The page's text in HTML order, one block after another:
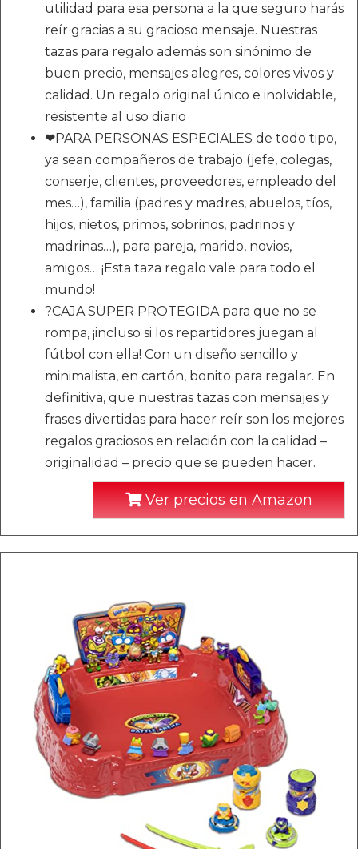
utilidad para esa persona a la que seguro harás
reír gracias a su gracioso mensaje. Nuestras
tazas para regalo además son sinónimo de
buen precio, mensajes alegres, colores vivos y
calidad. Un regalo original único e inolvidable,
resistente al uso diario
❤PARA PERSONAS ESPECIALES de todo tipo,
ya sean compañeros de trabajo (jefe, colegas,
conserje, clientes, proveedores, empleado del
mes…), familia (padres y madres, abuelos, tíos,
hijos, nietos, primos, sobrinos, padrinos y
madrinas…), para pareja, marido, novios,
amigos… ¡Esta taza regalo vale para todo el
mundo!
?CAJA SUPER PROTEGIDA para que no se
rompa, ¡incluso si los repartidores juegan al
fútbol con ella! Con un diseño sencillo y
minimalista, en cartón, bonito para regalar. En
definitiva, que nuestras tazas con mensajes y
frases divertidas para hacer reír son los mejores
regalos graciosos en relación con la calidad –
originalidad – precio que se pueden hacer.
Ver precios en Amazon